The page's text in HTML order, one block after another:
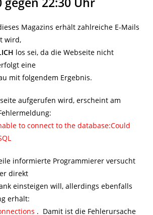
Magazins erhält zahlreiche E-Mails
wird,
los sei, da die Webseite nicht
eine
mit folgendem Ergebnis.
aufgerufen wird, erscheint am
to connect to the database:Could
informierte Programmierer versucht
direkt
einsteigen will, allerdings ebenfalls
erhält:
. Damit ist die Fehlerursache